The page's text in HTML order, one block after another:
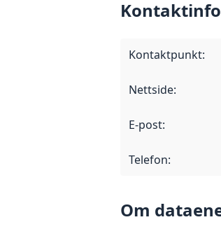
Kontaktpunkt:
Nettside:
E-post:
Telefon:
Om